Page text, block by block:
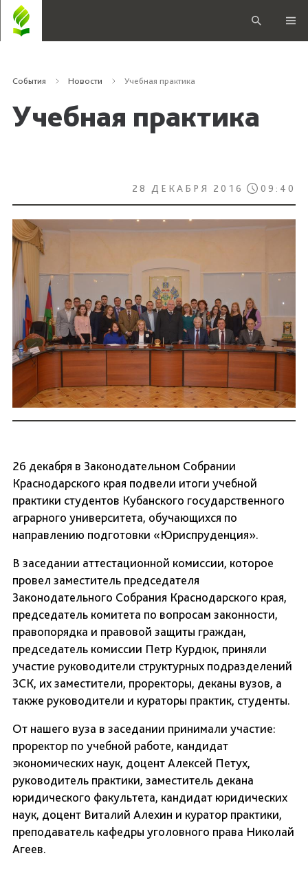
События Новости Учебная практика
Учебная практика
28 ДЕКАБРЯ 2016 09:40
26 декабря в Законодательном Собрании
Краснодарского края подвели итоги учебной
практики студентов Кубанского государственного
аграрного университета, обучающихся по
направлению подготовки «Юриспруденция».
В заседании аттестационной комиссии, которое
провел заместитель председателя
Законодательного Собрания Краснодарского края,
председатель комитета по вопросам законности,
правопорядка и правовой защиты граждан,
председатель комиссии Петр Курдюк, приняли
участие руководители структурных подразделений
ЗСК, их заместители, проректоры, деканы вузов, а
также руководители и кураторы практик, студенты.
От нашего вуза в заседании принимали участие:
проректор по учебной работе, кандидат
экономических наук, доцент Алексей Петух,
руководитель практики, заместитель декана
юридического факультета, кандидат юридических
наук, доцент Виталий Алехин и куратор практики,
преподаватель кафедры уголовного права Николай
Агеев.